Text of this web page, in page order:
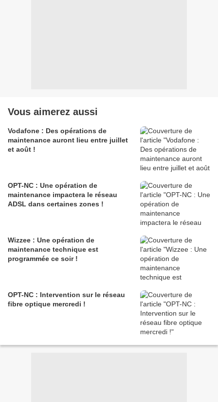
Vous aimerez aussi
Vodafone : Des opérations de
maintenance auront lieu entre juillet
et août !
OPT-NC : Une opération de
maintenance impactera le réseau
ADSL dans certaines zones !
Wizzee : Une opération de
maintenance technique est
programmée ce soir !
OPT-NC : Intervention sur le réseau
fibre optique mercredi !